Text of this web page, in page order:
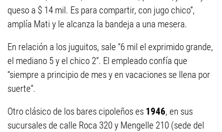
queso a $ 14 mil. Es para compartir, con jugo chico”,
amplía Mati y le alcanza la bandeja a una mesera.
En relación a los juguitos, sale “6 mil el exprimido grande,
el mediano 5 y el chico 2”. El empleado confía que
“siempre a principio de mes y en vacaciones se llena por
suerte”.
Otro clásico de los bares cipoleños es 1946, en sus
sucursales de calle Roca 320 y Mengelle 210 (sede del